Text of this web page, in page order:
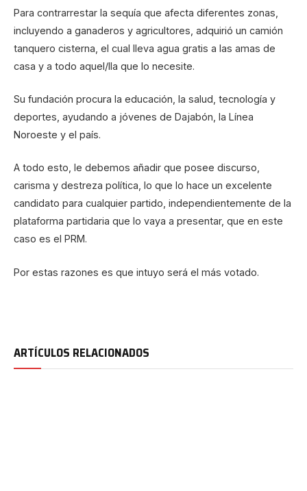
Para contrarrestar la sequía que afecta diferentes zonas,
incluyendo a ganaderos y agricultores, adquirió un camión
tanquero cisterna, el cual lleva agua gratis a las amas de
casa y a todo aquel/lla que lo necesite.
Su fundación procura la educación, la salud, tecnología y
deportes, ayudando a jóvenes de Dajabón, la Línea
Noroeste y el país.
A todo esto, le debemos añadir que posee discurso,
carisma y destreza política, lo que lo hace un excelente
candidato para cualquier partido, independientemente de la
plataforma partidaria que lo vaya a presentar, que en este
caso es el PRM.
Por estas razones es que intuyo será el más votado.
ARTÍCULOS RELACIONADOS